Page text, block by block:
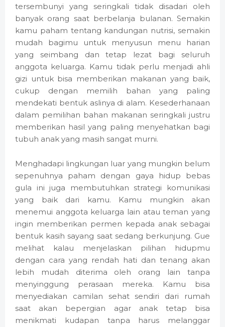
tersembunyi yang seringkali tidak disadari oleh
banyak orang saat berbelanja bulanan. Semakin
kamu paham tentang kandungan nutrisi, semakin
mudah bagimu untuk menyusun menu harian
yang seimbang dan tetap lezat bagi seluruh
anggota keluarga. Kamu tidak perlu menjadi ahli
gizi untuk bisa memberikan makanan yang baik,
cukup dengan memilih bahan yang paling
mendekati bentuk aslinya di alam. Kesederhanaan
dalam pemilihan bahan makanan seringkali justru
memberikan hasil yang paling menyehatkan bagi
tubuh anak yang masih sangat murni.
Menghadapi lingkungan luar yang mungkin belum
sepenuhnya paham dengan gaya hidup bebas
gula ini juga membutuhkan strategi komunikasi
yang baik dari kamu. Kamu mungkin akan
menemui anggota keluarga lain atau teman yang
ingin memberikan permen kepada anak sebagai
bentuk kasih sayang saat sedang berkunjung. Gue
melihat kalau menjelaskan pilihan hidupmu
dengan cara yang rendah hati dan tenang akan
lebih mudah diterima oleh orang lain tanpa
menyinggung perasaan mereka. Kamu bisa
menyediakan camilan sehat sendiri dari rumah
saat akan bepergian agar anak tetap bisa
menikmati kudapan tanpa harus melanggar